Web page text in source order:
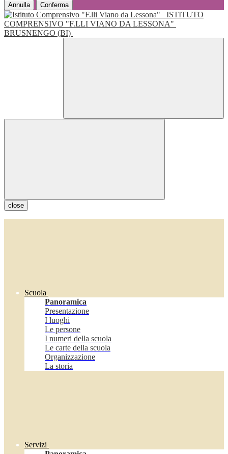
Annulla Conferma
ISTITUTO
COMPRENSIVO "F.LLI VIANO DA LESSONA"
BRUSNENGO (BI)
close
Scuola
Panoramica
Presentazione
I luoghi
Le persone
I numeri della scuola
Le carte della scuola
Organizzazione
La storia
Servizi